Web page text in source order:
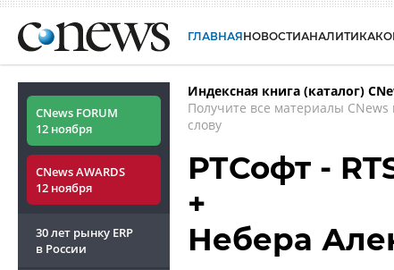
ГЛАВНАЯНОВОСТИАНАЛИТИКА
CNews FORUM
12 ноября
CNews AWARDS
12 ноября
30 лет рынку ERP
в России
Индексная книга (каталог)
Получите все материалы
слову
РТСофт -
+
Небера